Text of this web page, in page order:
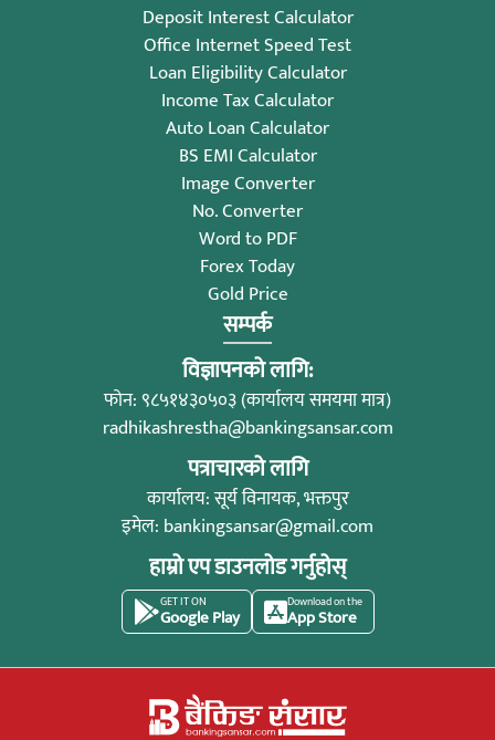
Deposit Interest Calculator
Office Internet Speed Test
Loan Eligibility Calculator
Income Tax Calculator
Auto Loan Calculator
BS EMI Calculator
Image Converter
No. Converter
Word to PDF
Forex Today
Gold Price
सम्पर्क
विज्ञापनको लागि:
फोन: ९८५१४३०५०३ (कार्यालय समयमा मात्र)
radhikashrestha@bankingsansar.com
पत्राचारको लागि
कार्यालय: सूर्य विनायक, भक्तपुर
इमेल: bankingsansar@gmail.com
हाम्रो एप डाउनलोड गर्नुहोस्
GET IT ON
Google Play
Download on the
App Store